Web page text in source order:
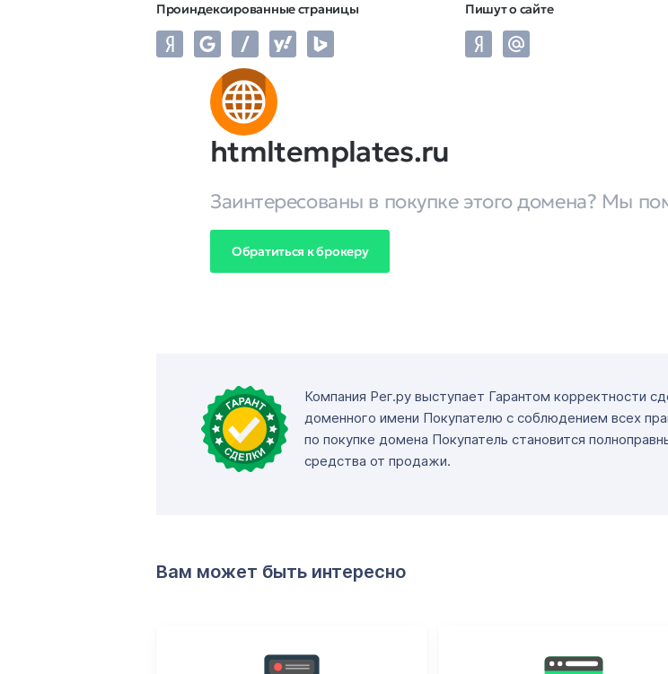
Проиндексированные страницы Пишут о сайте
htmltemplates.ru
Заинтересованы в покупке этого домена? Мы
Обратиться к брокеру
Компания Рег.ру выступает Гарантом корректности
доменного имени Покупателю с соблюдением всех
по покупке домена Покупатель становится
средства от продажи.
Вам может быть интересно